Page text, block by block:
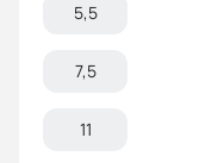
5,5
7,5
11